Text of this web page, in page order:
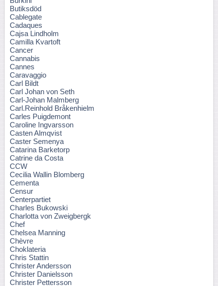
Butiksdöd
Cablegate
Cadaques
Cajsa Lindholm
Camilla Kvartoft
Cancer
Cannabis
Cannes
Caravaggio
Carl Bildt
Carl Johan von Seth
Carl-Johan Malmberg
Carl.Reinhold Bråkenhielm
Carles Puigdemont
Caroline Ingvarsson
Casten Almqvist
Caster Semenya
Catarina Barketorp
Catrine da Costa
CCW
Cecilia Wallin Blomberg
Cementa
Censur
Centerpartiet
Charles Bukowski
Charlotta von Zweigbergk
Chef
Chelsea Manning
Chèvre
Choklateria
Chris Stattin
Christer Andersson
Christer Danielsson
Christer Pettersson